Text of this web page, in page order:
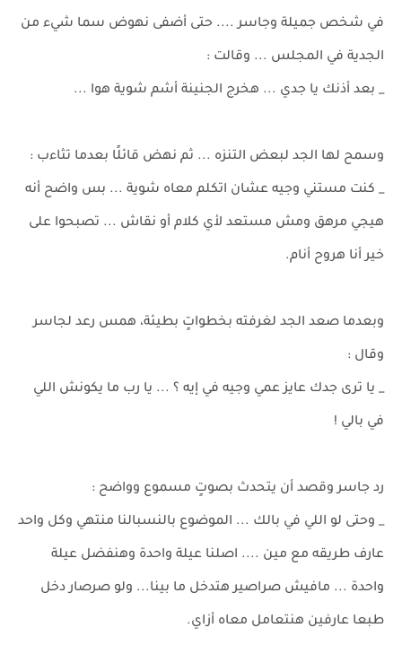
في شخص جميلة وجاسر .... حتى أضفى نهوض سما شيء من
الجدية في المجلس ... وقالت :
_ بعد أذنك يا جدي ... هخرج الجنينة أشم شوية هوا ...
وسمح لها الجد لبعض التنزه ... ثم نهض قائلًا بعدما تثاءب :
_ كنت مستني وجيه عشان اتكلم معاه شوية ... بس واضح أنه
هيجي مرهق ومش مستعد لأي كلام أو نقاش ... تصبحوا على
خير أنا هروح أنام.
وبعدما صعد الجد لغرفته بخطواتٍ بطيئة، همس رعد لجاسر
وقال :
_ يا ترى جدك عايز عمي وجيه في إيه ؟ ... يا رب ما يكونش اللي
في بالي !
رد جاسر وقصد أن يتحدث بصوتٍ مسموع وواضح :
_ وحتى لو اللي في بالك ... الموضوع بالنسبالنا منتهي وكل واحد
عارف طريقه مع مين .... اصلنا عيلة واحدة وهنفضل عيلة
واحدة ... مافيش صراصير هتدخل ما بينا... ولو صرصار دخل
طبعا عارفين هنتعامل معاه أزاي.